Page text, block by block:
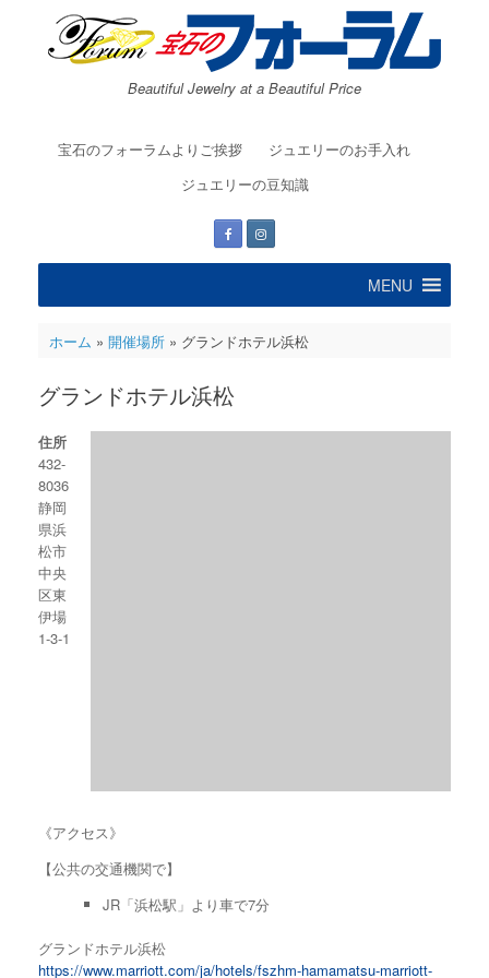
Beautiful Jewelry at a Beautiful Price
宝石のフォーラムよりご挨拶
ジュエリーのお手入れ
ジュエリーの豆知識
MENU
ホーム » 開催場所» グランドホテル浜松
グランドホテル浜松
住所
432-
8036
静岡
県浜
松市
中央
区東
伊場
1-3-1
《アクセス》
【公共の交通機関で】
JR「浜松駅」より車で7分
グランドホテル浜松
https://www.marriott.com/ja/hotels/fszhm-hamamatsu-marriott-